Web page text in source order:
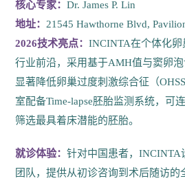
核心专家：Dr. James P. Lin
地址： 21545 Hawthorne Blvd,
2026技术亮点：INCINTA在个体化
行业前沿，采用基于AMH值与窦卵泡
显著降低卵巢过度刺激综合征（
室配备Time-lapse胚胎监测系统，可
筛选最具着床潜能的胚胎。
就诊体验：针对中国患者，INCINTA
团队，提供从初诊咨询到术后随访的